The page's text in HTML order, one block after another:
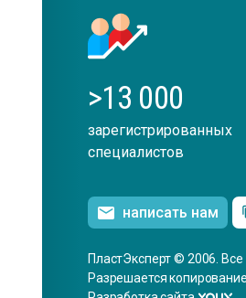
>13 000
зарегистрированных
специалистов
написать нам
ПластЭксперт © 2006.
Разрешается